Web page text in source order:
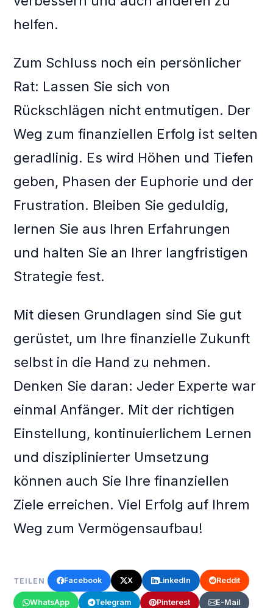
helfen.
Zum Schluss noch ein persönlicher
Rat: Lassen Sie sich von
Rückschlägen nicht entmutigen. Der
Weg zum finanziellen Erfolg ist selten
geradlinig. Es wird Höhen und Tiefen
geben, Phasen der Euphorie und der
Frustration. Bleiben Sie geduldig,
lernen Sie aus Ihren Erfahrungen
und halten Sie an Ihrer langfristigen
Strategie fest.
Mit diesen Grundlagen sind Sie gut
gerüstet, um Ihre finanzielle Zukunft
selbst in die Hand zu nehmen.
Denken Sie daran: Jeder Experte war
einmal Anfänger. Mit der richtigen
Einstellung, kontinuierlichem Lernen
und disziplinierter Umsetzung
können auch Sie Ihre finanziellen
Ziele erreichen. Viel Erfolg auf Ihrem
Weg zum Vermögensaufbau!
TEILEN Facebook X LinkedIn Reddit
WhatsApp Telegram Pinterest E-Mail